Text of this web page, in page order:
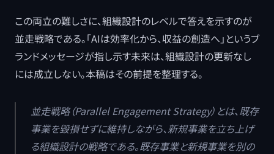
この両立の難しさに、組織設計のレベルで答えを示すのが
並走戦略である。「AIは効率化から、収益の創造へ」というブ
ランドメッセージが指し示す未来は、組織設計の更新なし
には成立しない。本稿はその前提を整理する。
並走戦略（Parallel Engagement Strategy）とは、既存
事業を毀損せずに維持しながら、新規事業を立ち上げ
る組織設計の戦略である。既存事業と新規事業を別の